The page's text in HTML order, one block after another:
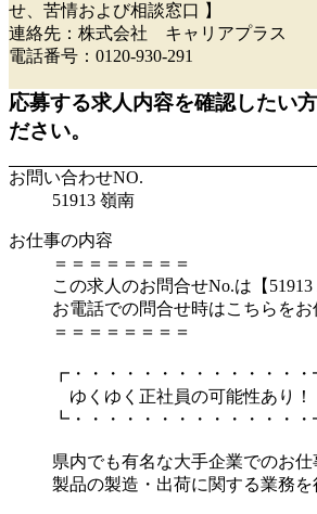
せ、苦情および相談窓口 】
連絡先：株式会社 キャリアプラス
電話番号：0120-930-291
応募する求人内容を確認したい
ださい。
お問い合わせNO.
51913 嶺南
お仕事の内容
＝＝＝＝＝＝＝＝
この求人のお問合せNo.は【
お電話での問合せ時はこちらを
＝＝＝＝＝＝＝＝
┏・・・・・・・・・・・・・・
ゆくゆく正社員の可能性あり！
┗・・・・・・・・・・・・・・
県内でも有名な大手企業でのお仕
製品の製造・出荷に関する業務を